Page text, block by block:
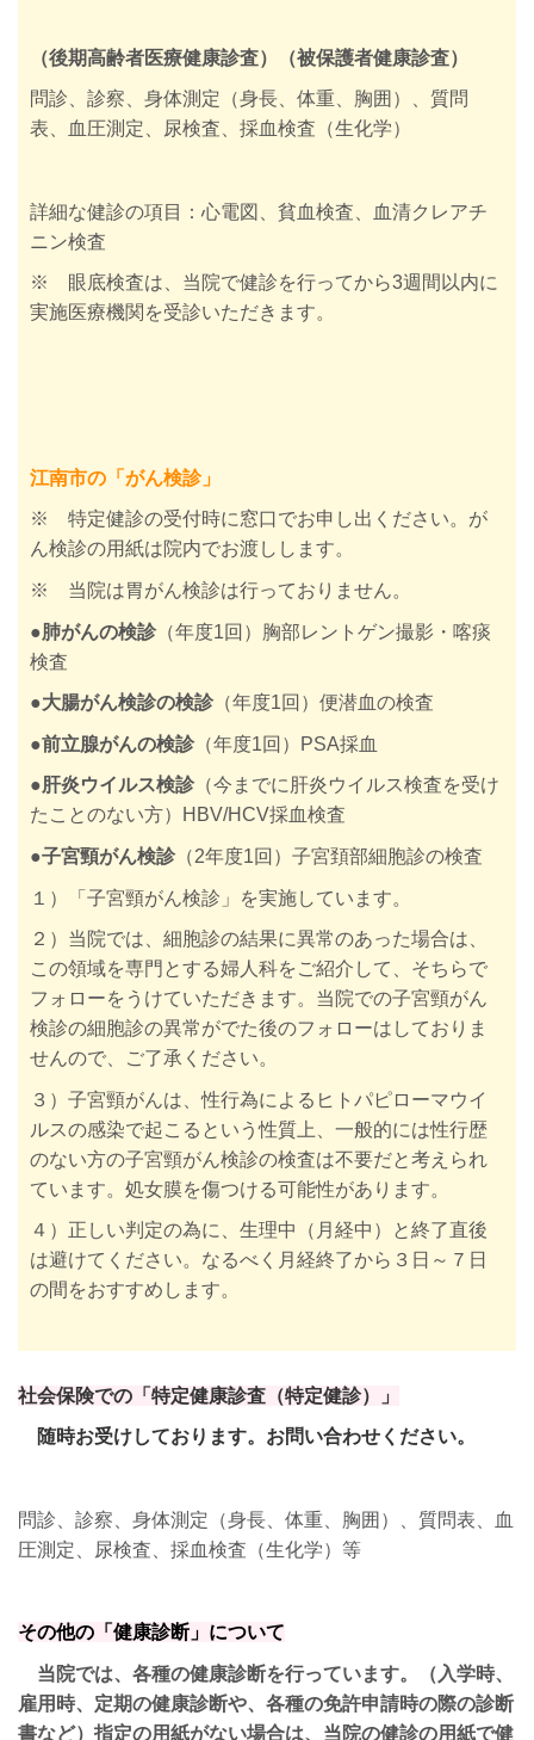
（後期高齢者医療健康診査）（被保護者健康診査）
問診、診察、身体測定（身長、体重、胸囲）、質問
表、血圧測定、尿検査、採血検査（生化学）
詳細な健診の項目： 心電図、貧血検査、血清クレアチ
ニン検査
※ 眼底検査は、当院で健診を行ってから3週間以内に
実施医療機関を受診いただきます。
江南市の「がん検診」
※ 特定健診の受付時に窓口でお申し出ください。が
ん検診の用紙は院内でお渡しします。
※ 当院は胃がん検診は行っておりません。
●肺がんの検診（年度1回）胸部レントゲン撮影・喀痰
検査
●大腸がん検診の検診（年度1回）便潜血の検査
●前立腺がんの検診（年度1回）PSA採血
●肝炎ウイルス検診（今までに肝炎ウイルス検査を受け
たことのない方）
HBV/HCV採血検査
●子宮頸がん検診（2年度1回）子宮頚部細胞診の検査
１）「子宮頸がん検診」を実施しています。
２）当院では、細胞診の結果に異常のあった場合は、
この領域を専門とする婦人科をご紹介して、そちらで
フォローをうけていただきます。当院での子宮頸がん
検診の細胞診の異常がでた後のフォローはしておりま
せんので、ご了承ください。
３）子宮頸がんは、性行為によるヒトパピローマウイ
ルスの感染で起こるという性質上、一般的には性行歴
のない方の子宮頸がん検診の検査は不要だと考えられ
ています。処女膜を傷つける可能性があります。
４）
正しい判定の為に、生理中（月経中）と終了直後
は避けてください。なるべく月経終了から３日～７日
の間をおすすめします。
社会保険での「特定健康診査（特定健診）」
随時お受けしております。お問い合わせください。
問診、診察、身体測定（身長、体重、胸囲）、質問表、血
圧測定、尿検査、採血検査（生化学）等
その他の「健康診断 」について
当院では、各種の健康診断を行っています。（入学時、
雇用時、定期の健康診断や、各種の免許申請時の際の診断
書など）指定の用紙がない場合は、当院の健診の用紙で健